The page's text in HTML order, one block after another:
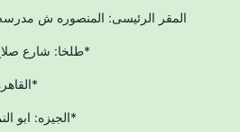
المقر الرئيسى: المنصوره ش
طلخا: شارع صلاح سالم بجوار وكاله المنصوره*
القاهره: درب سعاده سنتر الاشراف*
الجيزه: ابو النمرس بجوار مسجد المصطفي*